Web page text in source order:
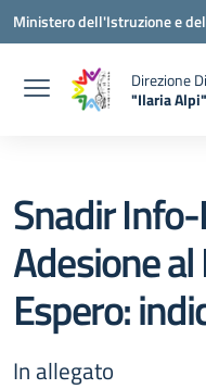
Vai ai contenuti
Vai al menu di navigazione
Vai al footer
Ministero dell'Istruzione e
Direzione
"Ilaria Alpi"
Snadir
Adesione
Espero:
In allegato